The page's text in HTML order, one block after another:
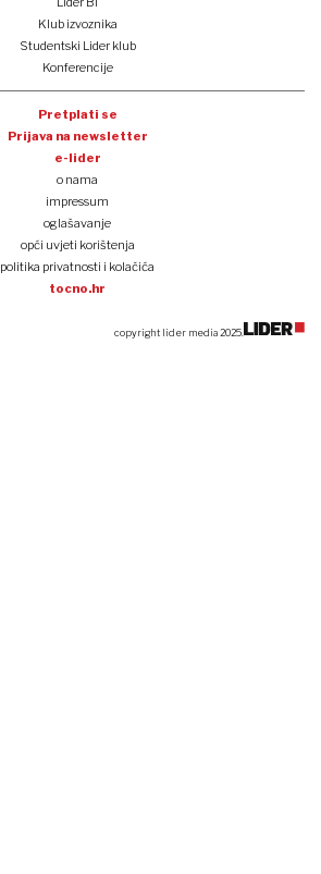
Klub izvoznika
Studentski Lider klub
Konferencije
Pretplati se
Prijava na newsletter
e-lider
o nama
impressum
oglašavanje
opći uvjeti korištenja
politika privatnosti i kolačića
tocno.hr
copyright lider media 2025.